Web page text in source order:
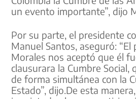
un evento importante”, dijo
Por su parte, el presidente
Manuel Santos, aseguró: “El
Morales nos aceptó que él
clausurara la Cumbre Social,
de forma simultánea con la
Estado”, dijo.De esta